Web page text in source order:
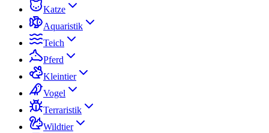
Katze
Aquaristik
Teich
Pferd
Kleintier
Vogel
Terraristik
Wildtier